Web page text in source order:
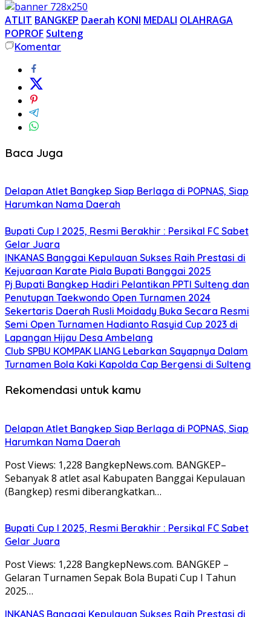
ATLIT BANGKEP Daerah KONI MEDALI OLAHRAGA
POPROF Sulteng
Komentar
Baca Juga
Delapan Atlet Bangkep Siap Berlaga di POPNAS, Siap
Harumkan Nama Daerah
Bupati Cup I 2025, Resmi Berakhir : Persikal FC Sabet
Gelar Juara
INKANAS Banggai Kepulauan Sukses Raih Prestasi di
Kejuaraan Karate Piala Bupati Banggai 2025
Pj Bupati Bangkep Hadiri Pelantikan PPTI Sulteng dan
Penutupan Taekwondo Open Turnamen 2024
Sekertaris Daerah Rusli Moidady Buka Secara Resmi
Semi Open Turnamen Hadianto Rasyid Cup 2023 di
Lapangan Hijau Desa Ambelang
Club SPBU KOMPAK LIANG Lebarkan Sayapnya Dalam
Turnamen Bola Kaki Kapolda Cap Bergensi di Sulteng
Rekomendasi untuk kamu
Delapan Atlet Bangkep Siap Berlaga di POPNAS, Siap
Harumkan Nama Daerah
Post Views: 1,228 BangkepNews.com. BANGKEP–
Sebanyak 8 atlet asal Kabupaten Banggai Kepulauan
(Bangkep) resmi diberangkatkan…
Bupati Cup I 2025, Resmi Berakhir : Persikal FC Sabet
Gelar Juara
Post Views: 1,228 BangkepNews.com. BANGKEP –
Gelaran Turnamen Sepak Bola Bupati Cup I Tahun
2025…
INKANAS Banggai Kepulauan Sukses Raih Prestasi di